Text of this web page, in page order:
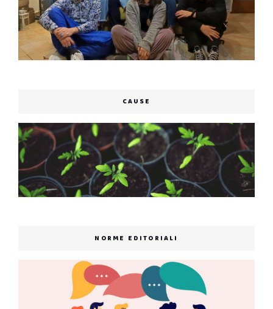
CAUSE
NORME EDITORIALI